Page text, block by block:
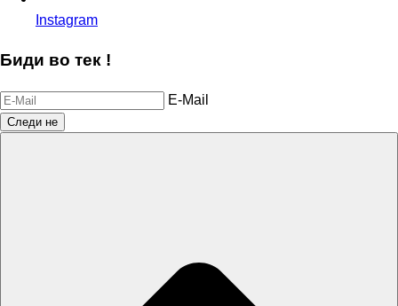
Instagram
Биди во тек !
E-Mail
Следи не